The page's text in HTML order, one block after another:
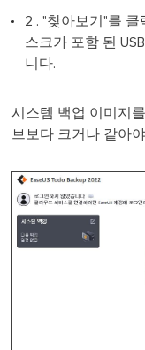
2 . "찾아보기"를
스크가 포함 된
니다.
시스템 백업 이미지
브보다 크거나 같아